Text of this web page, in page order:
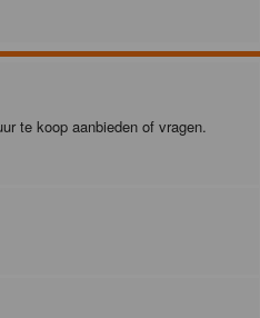
te koop aanbieden of vragen.